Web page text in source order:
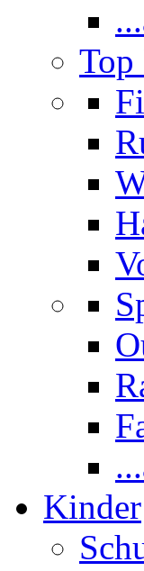
Top
Kinder